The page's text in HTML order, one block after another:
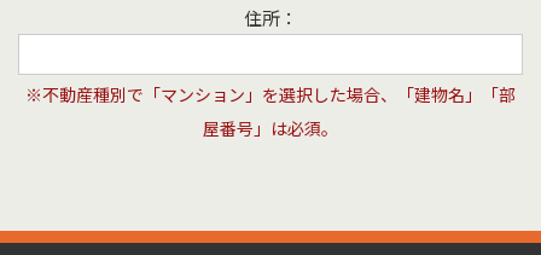
住所：
※不動産種別で「マンション」を選択した場合、「建物名」「部
屋番号」は必須。